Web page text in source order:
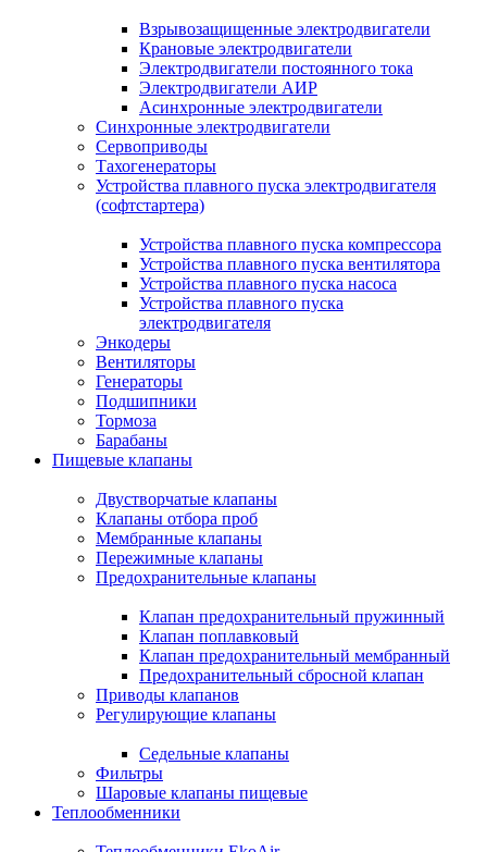
Взрывозащищенные электродвигатели
Крановые электродвигатели
Электродвигатели постоянного тока
Электродвигатели АИР
Асинхронные электродвигатели
Синхронные электродвигатели
Сервоприводы
Тахогенераторы
Устройства плавного пуска электродвигателя
(софтстартера)
Устройства плавного пуска компрессора
Устройства плавного пуска вентилятора
Устройства плавного пуска насоса
Устройства плавного пуска
электродвигателя
Энкодеры
Вентиляторы
Генераторы
Подшипники
Тормоза
Барабаны
Пищевые клапаны
Двустворчатые клапаны
Клапаны отбора проб
Мембранные клапаны
Пережимные клапаны
Предохранительные клапаны
Клапан предохранительный пружинный
Клапан поплавковый
Клапан предохранительный мембранный
Предохранительный сбросной клапан
Приводы клапанов
Регулирующие клапаны
Седельные клапаны
Фильтры
Шаровые клапаны пищевые
Теплообменники